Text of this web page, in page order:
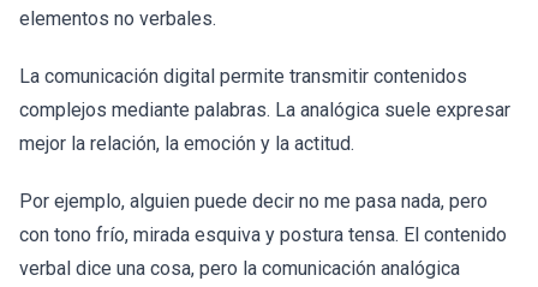
elementos no verbales.
La comunicación digital permite transmitir contenidos
complejos mediante palabras. La analógica suele expresar
mejor la relación, la emoción y la actitud.
Por ejemplo, alguien puede decir no me pasa nada, pero
con tono frío, mirada esquiva y postura tensa. El contenido
verbal dice una cosa, pero la comunicación analógica